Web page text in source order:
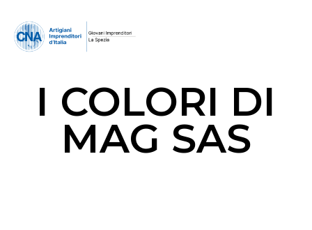
I COLORI DI
MAG SAS